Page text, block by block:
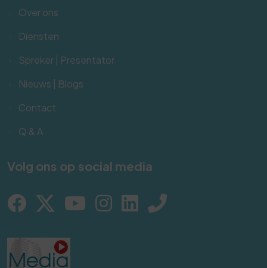
Over ons
Diensten
Spreker | Presentator
Nieuws | Blogs
Contact
Q & A
Volg ons op social media